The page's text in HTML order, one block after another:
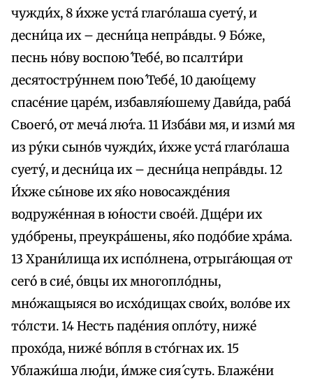
чужди́х, 8 и́хже уста́ глаго́лаша суету́, и
десни́ца их – десни́ца непра́вды. 9 Бо́же,
песнь но́ву воспою́ Тебе́, во псалти́ри
десятостру́ннем пою́ Тебе́, 10 даю́щему
спасе́ние царе́м, избавля́юшему Дави́да, раба́
Своего́, от меча́ лю́та. 11 Изба́ви мя, и изми́ мя
из ру́ки сыно́в чужди́х, и́хже уста́ глаго́лаша
суету́, и десни́ца их – десни́ца непра́вды. 12
И́хже сы́нове их я́ко новосажде́ния
водруже́нная в ю́ности свое́й. Дще́ри их
удо́брены, преукра́шены, я́ко подо́бие хра́ма.
13 Храни́лища их испо́лнена, отрыга́ющая от
сего́ в сие́, о́вцы их многопло́дны,
мно́жащыяся во исхо́дищах свои́х, воло́ве их
то́лсти. 14 Несть паде́ния опло́ту, ниже́
прохо́да, ниже́ во́пля в сто́гнах их. 15
Ублажи́ша лю́ди, и́мже сия́ суть. Блаже́ни